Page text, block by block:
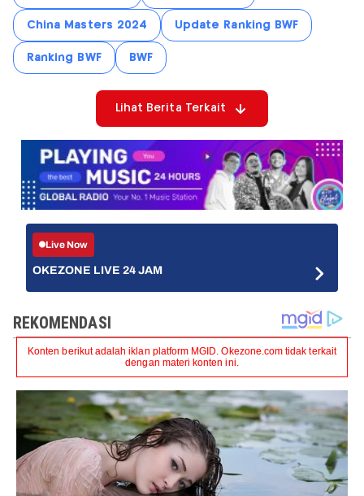
China Masters 2024 Update Ranking BWF
Ranking BWF BWF
Lihat Berita Terkait
Live Now
OKEZONE LIVE 24 JAM